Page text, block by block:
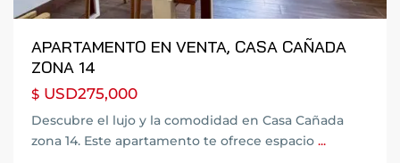
APARTAMENTO EN VENTA, CASA CAÑADA
ZONA 14
$ USD275,000
Descubre el lujo y la comodidad en Casa Cañada
zona 14. Este apartamento te ofrece espacio ...
Zona
10,